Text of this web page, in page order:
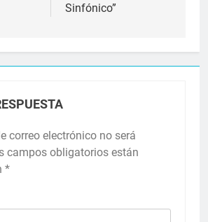
Sinfónico”
correo electrónico no será
campos obligatorios están
*